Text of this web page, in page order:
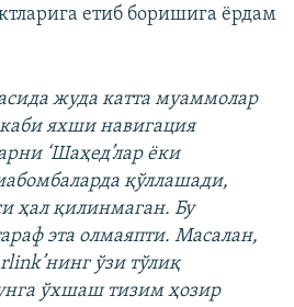
етиб боришига ёрдам
жуда катта муаммолар
каби яхши навигация
‘Шаҳед’лар ёки
қўллашади,
ҳал қилинмаган. Бу
эта олмаяпти. Масалан,
ўзи тўлиқ
ўхшаш тизим ҳозир